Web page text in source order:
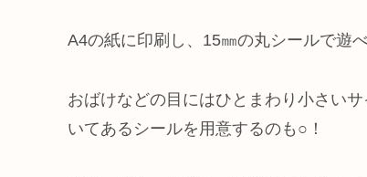
A4の紙に印刷し、15㎜の丸シールで遊べ
おばけなどの目にはひとまわり小さい
いてあるシールを用意するのも○！